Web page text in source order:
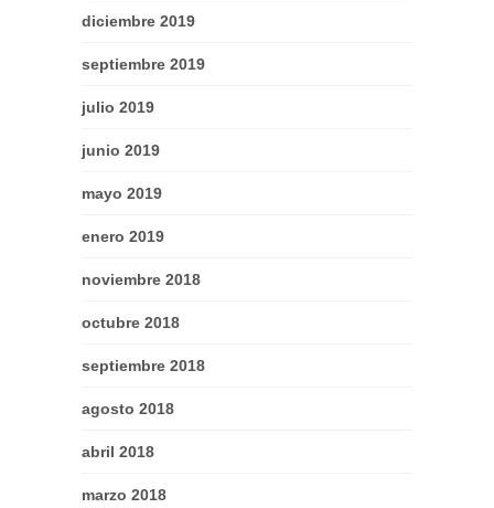
diciembre 2019
septiembre 2019
julio 2019
junio 2019
mayo 2019
enero 2019
noviembre 2018
octubre 2018
septiembre 2018
agosto 2018
abril 2018
marzo 2018